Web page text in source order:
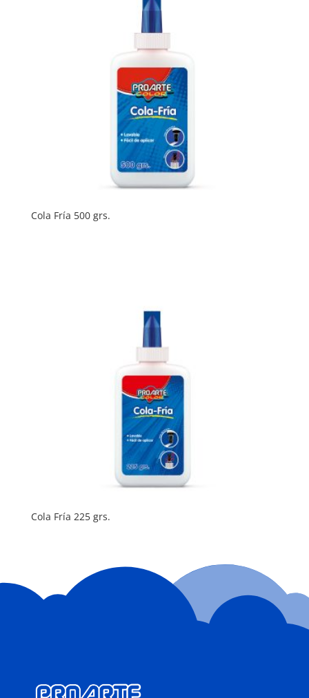
Cola Fría 500 grs.
Cola Fría 225 grs.